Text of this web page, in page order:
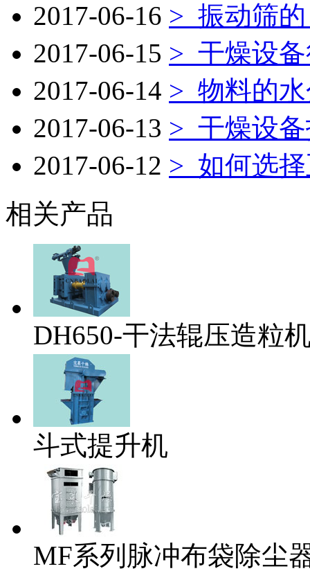
2017-06-16 > 振动筛
2017-06-15 > 干燥设
2017-06-14 > 物料的
2017-06-13 > 干燥设
2017-06-12 > 如何选
相关产品
DH650-干法辊压造粒
斗式提升机
MF系列脉冲布袋除尘